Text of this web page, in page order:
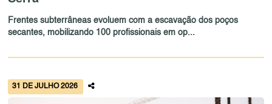
Frentes subterrâneas evoluem com a escavação dos poços
secantes, mobilizando 100 profissionais em op...
31 DE JULHO 2026